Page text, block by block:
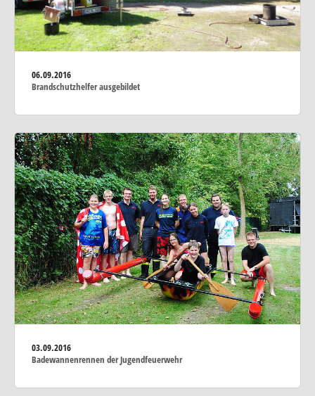
06.09.2016
Brandschutzhelfer ausgebildet
03.09.2016
Badewannenrennen der Jugendfeuerwehr